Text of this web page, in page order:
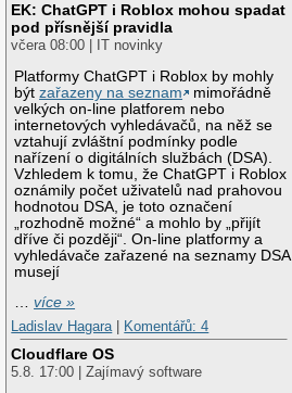
EK: ChatGPT i Roblox mohou spadat
pod přísnější pravidla
včera 08:00 | IT novinky
Platformy ChatGPT i Roblox by mohly
býtzařazeny na seznam
mimořádně
velkých on-line platforem nebo
internetových vyhledávačů, na něž se
vztahují zvláštní podmínky podle
nařízení o digitálních službách (DSA).
Vzhledem k tomu, že ChatGPT i Roblox
oznámily počet uživatelů nad prahovou
hodnotou DSA, je toto označení
„rozhodně možné“ a mohlo by „přijít
dříve či později“. On-line platformy a
vyhledávače zařazené na seznamy DSA
musejí
…více »
Ladislav Hagara
Komentářů: 4
Cloudflare OS
5.8. 17:00 | Zajímavý software